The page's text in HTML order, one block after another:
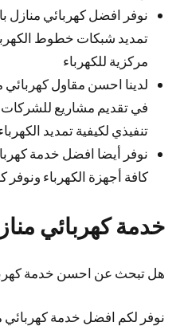
نوفر افضل كهربائي منازل
تمديد شبكات خطوط
مركزية للكهرباء
لدينا احسن مقاول
في تقديم مشاريع
تنفيذي لكيفية تمديد
نوفر أيضا افضل خدمة
كافة أجهزة الكهرباء ونوفر
خدمة كهربائي
هل تبحث عن احسن خدمة
نوفر لكم افضل خدمة كهربائي